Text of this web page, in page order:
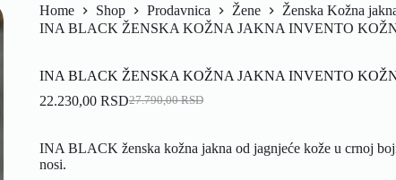
Home Shop Prodavnica Žene
Ženska Kožna
INA BLACK ŽENSKA KOŽNA JAKNA INVENTO
INA BLACK ŽENSKA KOŽNA JAKNA INVENTO
27.790,00RSD
22.230,00 RSD
INA BLACK ženska kožna jakna od jagnjeće kože u crnoj
nosi.